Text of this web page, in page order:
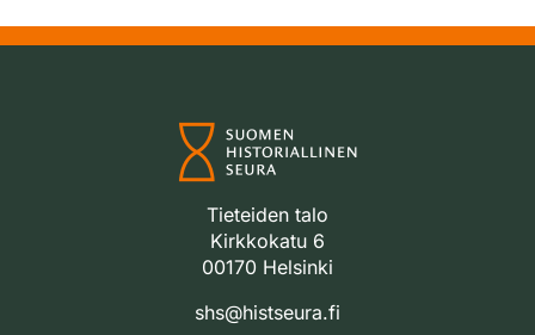
Tieteiden talo
Kirkkokatu 6
00170 Helsinki
shs@histseura.fi